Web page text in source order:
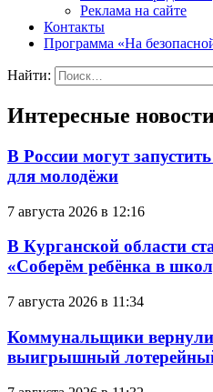
Реклама на сайте
Контакты
Программа «На
Найти:
Интересные
В России могут
для молодёжи
7 августа 2026 в 12:16
В Курганской области
«Соберём ребёнка в
7 августа 2026 в 11:34
Коммунальщики
выигрышный